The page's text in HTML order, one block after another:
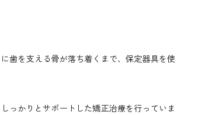
歯を支える骨が落ち着くまで、保定器具を使
っかりとサポートした矯正治療を行っていま